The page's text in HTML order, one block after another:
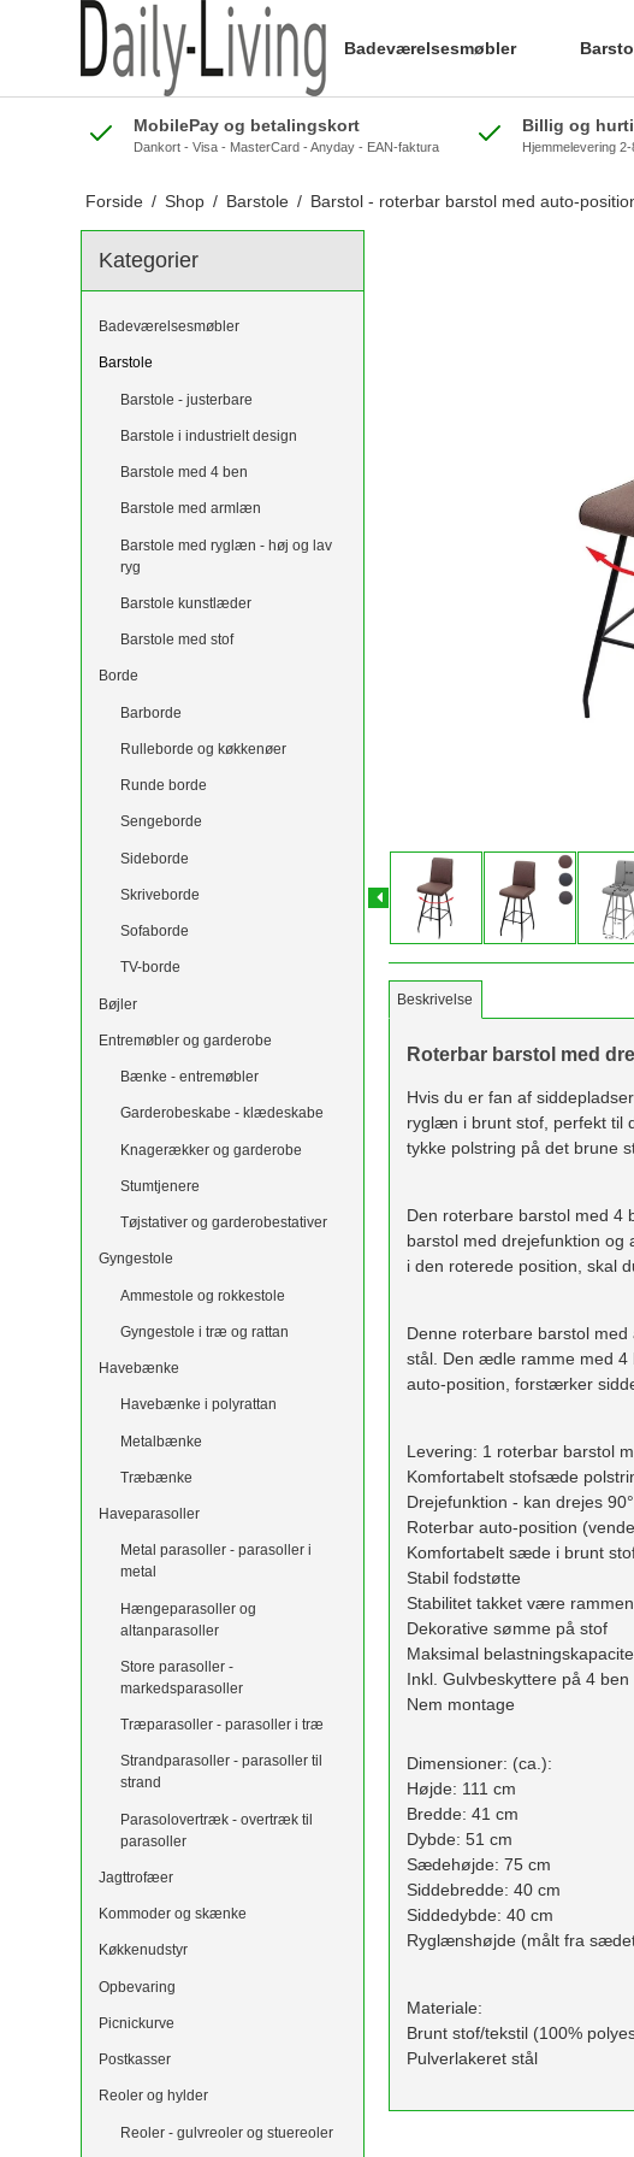
Badeværelsesmøbler
MobilePay og betalingskort
Dankort - Visa - MasterCard - Anyday - EAN-faktura
Billig og
Hjemmelevering
Forside / Shop / Barstole / Barstol - roterbar barstol med auto-
Kategorier
Badeværelsesmøbler
Barstole
Barstole - justerbare
Barstole i industrielt design
Barstole med 4 ben
Barstole med armlæn
Barstole med ryglæn - høj og lav
ryg
Barstole kunstlæder
Barstole med stof
Borde
Barborde
Rulleborde og køkkenøer
Runde borde
Sengeborde
Sideborde
Skriveborde
Sofaborde
TV-borde
Bøjler
Entremøbler og garderobe
Bænke - entremøbler
Garderobeskabe - klædeskabe
Knagerækker og garderobe
Stumtjenere
Tøjstativer og garderobestativer
Gyngestole
Ammestole og rokkestole
Gyngestole i træ og rattan
Havebænke
Havebænke i polyrattan
Metalbænke
Træbænke
Haveparasoller
Metal parasoller - parasoller i
metal
Hængeparasoller og
altanparasoller
Store parasoller -
markedsparasoller
Træparasoller - parasoller i træ
Strandparasoller - parasoller til
strand
Parasolovertræk - overtræk til
parasoller
Jagttrofæer
Kommoder og skænke
Køkkenudstyr
Opbevaring
Picnickurve
Postkasser
Reoler og hylder
Reoler - gulvreoler og stuereoler
Beskrivelse
Roterbar barstol med
Hvis du er fan af
ryglæn i brunt stof, perfekt til
tykke polstring på det brune
Den roterbare barstol med 4
barstol med drejefunktion og
i den roterede position, skal
Denne roterbare barstol
stål. Den ædle ramme med
auto-position, forstærker
Levering: 1 roterbar barstol
Komfortabelt stofsæde
Drejefunktion - kan drejes
Roterbar auto-position
Komfortabelt sæde i brunt
Stabil fodstøtte
Stabilitet takket være
Dekorative sømme på stof
Maksimal
Inkl. Gulvbeskyttere på 4 ben
Nem montage
Dimensioner: (ca.):
Højde: 111 cm
Bredde: 41 cm
Dybde: 51 cm
Sædehøjde: 75 cm
Siddebredde: 40 cm
Siddedybde: 40 cm
Ryglænshøjde (målt fra
Materiale:
Brunt stof/tekstil (100%
Pulverlakeret stål